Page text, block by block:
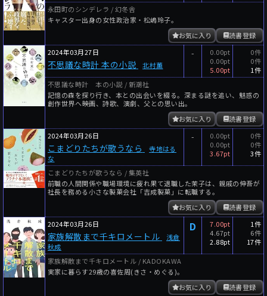
永田町のシンデレラ / 幻冬舎
キャスター出身の女性政治家・松嶋玲子。
読書登録
お気に入り
2024年03月27日
不思議な時計 本の小説 北村薫
-
0.00pt
0.00pt
5.00pt
0件
0件
1件
不思議な時計 本の小説 / 新潮社
記憶の森を探り行き、本との出会いを綴る。深まる謎を追い、魅惑の
創作世界へ――映画、詩歌、演劇、父との思い出。
読書登録
お気に入り
2024年03月26日
こまどりたちが歌うなら
寺地はる
な
-
0.00pt
0.00pt
3.67pt
0件
0件
3件
こまどりたちが歌うなら / 集英社
前職の人間関係や職場環境に疲れ果て退職した茉子は、親戚の伸吾が
社長を務める小さな製菓会社「吉成製菓」に転職する。
読書登録
お気に入り
2024年03月26日
家族解散まで千キロメートル
浅倉
秋成
D
7.00pt
4.67pt
2.88pt
1件
6件
17件
家族解散まで千キロメートル / KADOKAWA
実家に暮らす29歳の喜佐周(きさ・めぐる)。
読書登録
お気に入り